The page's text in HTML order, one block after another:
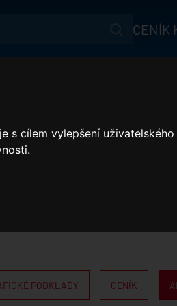
cílem vylepšení
CENÍK
Jak ušetřit?
Webináře
PODKLADY CENÍK